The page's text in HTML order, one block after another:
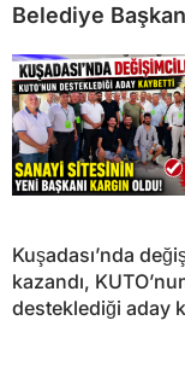
Belediye
Kuşadası’nda
kazandı,
desteklediği aday